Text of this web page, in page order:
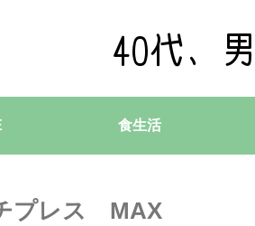
食生活
プレス MAX